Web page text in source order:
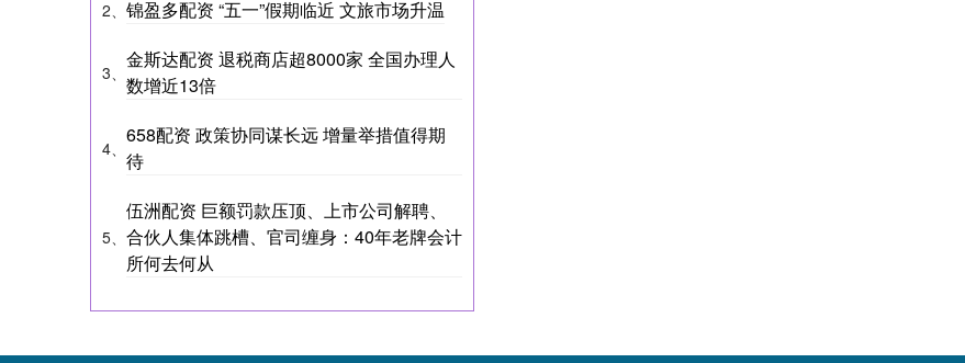
2、 锦盈多配资 “五一”假期临近 文旅市场升温
3、
金斯达配资 退税商店超8000家 全国办理人
数增近13倍
4、
658配资 政策协同谋长远 增量举措值得期
待
5、
伍洲配资 巨额罚款压顶、上市公司解聘、
合伙人集体跳槽、官司缠身：40年老牌会计
所何去何从